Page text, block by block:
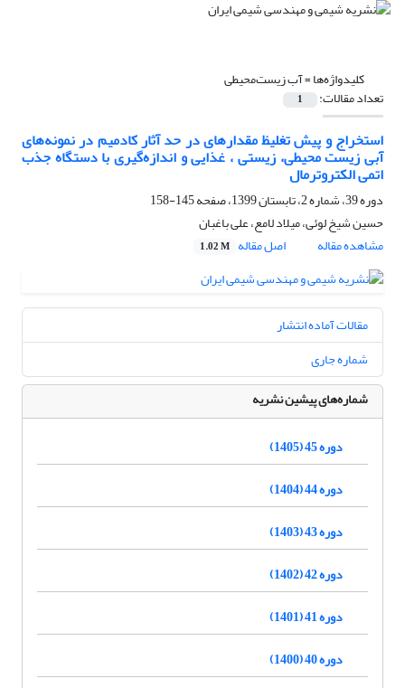
کلیدواژه‌ها =آب زیست‌محیطی
تعداد مقالات: 1
استخراج و پیش تغلیظ مقدارهای در حد آثار کادمیم در نمونه‌های
آبی زیست محیطی، زیستی ، غذایی و اندازه‌گیری با دستگاه جذب
اتمی الکتروترمال
دوره 39، شماره 2، تابستان 1399، صفحه
145-158
حسین شیخ لوئی، میلاد لامع، علی باغبان
مشاهده مقاله
اصل مقاله 1.02 M
مقالات آماده انتشار
شماره جاری
شماره‌های پیشین نشریه
دوره 45 (1405)
دوره 44 (1404)
دوره 43 (1403)
دوره 42 (1402)
دوره 41 (1401)
دوره 40 (1400)